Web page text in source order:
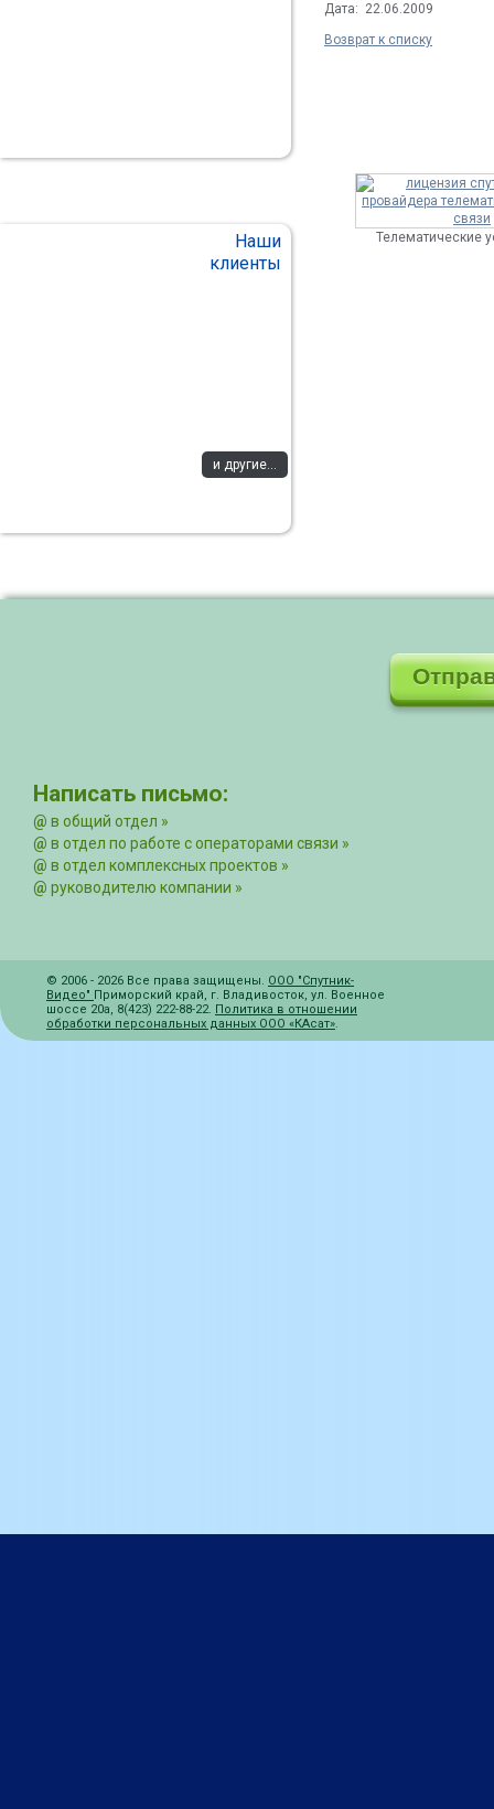
Дата: 22.06.2009
Возврат к списку
Телематические
Наши
клиенты
и другие...
Написать письмо:
@ в общий отдел »
@ в отдел по работе с операторами связи »
@ в отдел комплексных проектов »
@ руководителю компании »
© 2006 - 2026 Все права защищены. ООО "Спутник-
Видео" Приморский край, г. Владивосток, ул. Военное
шоссе 20а, 8(423) 222-88-22. Политика в отношении
обработки персональных данных ООО «КАсат».